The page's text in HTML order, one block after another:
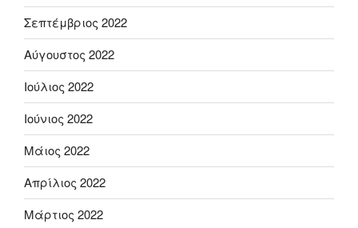
Σεπτέμβριος 2022
Αύγουστος 2022
Ιούλιος 2022
Ιούνιος 2022
Μάιος 2022
Απρίλιος 2022
Μάρτιος 2022